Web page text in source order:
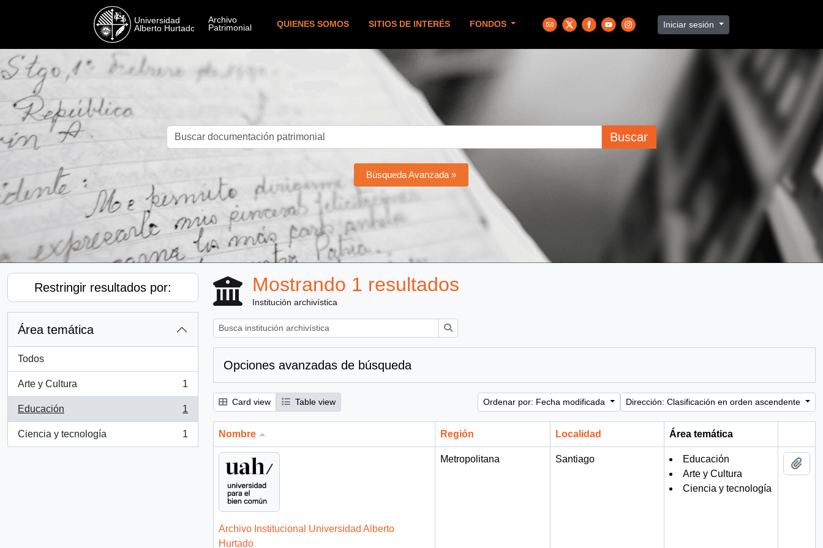
QUIENES SOMOS SITIOS DE INTERÉS FONDOS Iniciar sesión
Buscar
Búsqueda Avanzada »
Restringir resultados por:
Área temática
Todos
Arte y Cultura
, 1 resultados
1
Educación
, 1 resultados
1
Ciencia y tecnología
, 1 resultados
1
Mostrando 1 resultados
Institución archivística
Opciones avanzadas de búsqueda
Card view Table view Ordenar por: Fecha modificada Dirección: Clasificación en orden ascendente
Nombre Región Localidad
Área temática
Archivo Institucional Universidad Alberto
Hurtado
Metropolitana Santiago
Educación
Arte y Cultura
Ciencia y tecnología